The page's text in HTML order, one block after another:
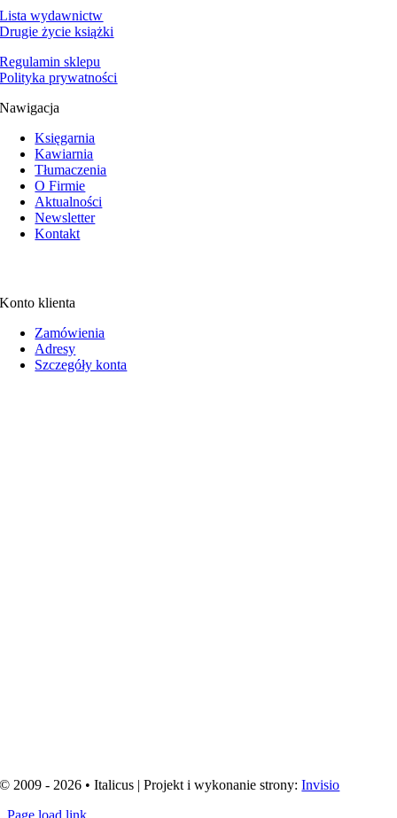
Lista wydawnictw
Drugie życie książki
Regulamin sklepu
Polityka prywatności
Nawigacja
Księgarnia
Kawiarnia
Tłumaczenia
O Firmie
Aktualności
Newsletter
Kontakt
Konto klienta
Zamówienia
Adresy
Szczegóły konta
© 2009 - 2026 • Italicus | Projekt i wykonanie strony:Invisio
Page load link